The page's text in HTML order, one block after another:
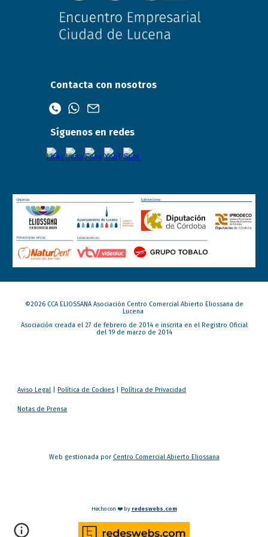
Contacta con nosotros
Síguenos en redes
©2026CCA ELIOSSANA Asociación Centro Comercial Abierto Eliossana de
Lucena
Asociación creada el 27 de febrero de 2014 e inscrita en el Registro Oficial
del 19 de marzo de 2014
Aviso Legal |Política de Cockies |Política de Privacidad
Notas de Prensa
Web gestionada por Centro Comercial Abierto Eliossana
Hecho con ❤️ by redeswebs.com